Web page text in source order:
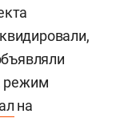
режим
на